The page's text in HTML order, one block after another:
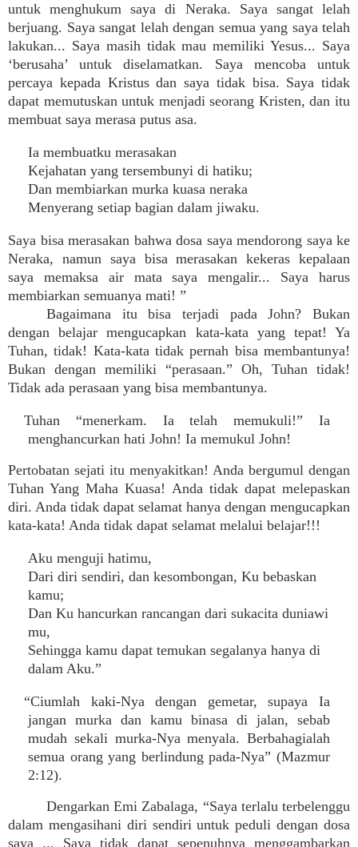
untuk menghukum saya di Neraka. Saya sangat lelah
berjuang. Saya sangat lelah dengan semua yang saya telah
lakukan... Saya masih tidak mau memiliki Yesus... Saya
‘berusaha’ untuk diselamatkan. Saya mencoba untuk
percaya kepada Kristus dan saya tidak bisa. Saya tidak
dapat memutuskan untuk menjadi seorang Kristen, dan itu
membuat saya merasa putus asa.
Ia membuatku merasakan
Kejahatan yang tersembunyi di hatiku;
Dan membiarkan murka kuasa neraka
Menyerang setiap bagian dalam jiwaku.
Saya bisa merasakan bahwa dosa saya mendorong saya ke
Neraka, namun saya bisa merasakan kekeras kepalaan
saya memaksa air mata saya mengalir... Saya harus
membiarkan semuanya mati! ”
Bagaimana itu bisa terjadi pada John? Bukan
dengan belajar mengucapkan kata-kata yang tepat! Ya
Tuhan, tidak! Kata-kata tidak pernah bisa membantunya!
Bukan dengan memiliki “perasaan.” Oh, Tuhan tidak!
Tidak ada perasaan yang bisa membantunya.
Tuhan “menerkam. Ia telah memukuli!” Ia
menghancurkan hati John! Ia memukul John!
Pertobatan sejati itu menyakitkan! Anda bergumul dengan
Tuhan Yang Maha Kuasa! Anda tidak dapat melepaskan
diri. Anda tidak dapat selamat hanya dengan mengucapkan
kata-kata! Anda tidak dapat selamat melalui belajar!!!
Aku menguji hatimu,
Dari diri sendiri, dan kesombongan, Ku bebaskan
kamu;
Dan Ku hancurkan rancangan dari sukacita duniawi
mu,
Sehingga kamu dapat temukan segalanya hanya di
dalam Aku.”
“Ciumlah kaki-Nya dengan gemetar, supaya Ia
jangan murka dan kamu binasa di jalan, sebab
mudah sekali murka-Nya menyala. Berbahagialah
semua orang yang berlindung pada-Nya” (Mazmur
2:12).
Dengarkan Emi Zabalaga, “Saya terlalu terbelenggu
dalam mengasihani diri sendiri untuk peduli dengan dosa
saya ... Saya tidak dapat sepenuhnya menggambarkan